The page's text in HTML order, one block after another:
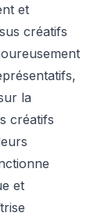
et
créatifs
la
créatifs
et